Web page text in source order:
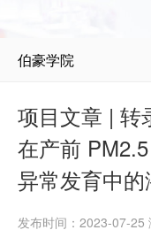
伯豪学院
项目文章 | 转
在产前
异常发育中
发布时间：2023-07-25